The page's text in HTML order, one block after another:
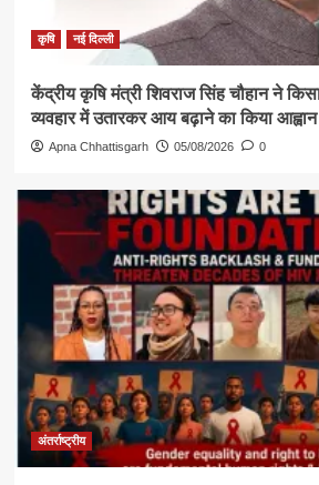
कृषि नई दिल्ली
केंद्रीय कृषि मंत्री शिवराज सिंह चौहान ने
व्यवहार में उतारकर आय बढ़ाने का किया आह्वान
Apna Chhattisgarh 05/08/2026 0
अंतर्राष्ट्रीय